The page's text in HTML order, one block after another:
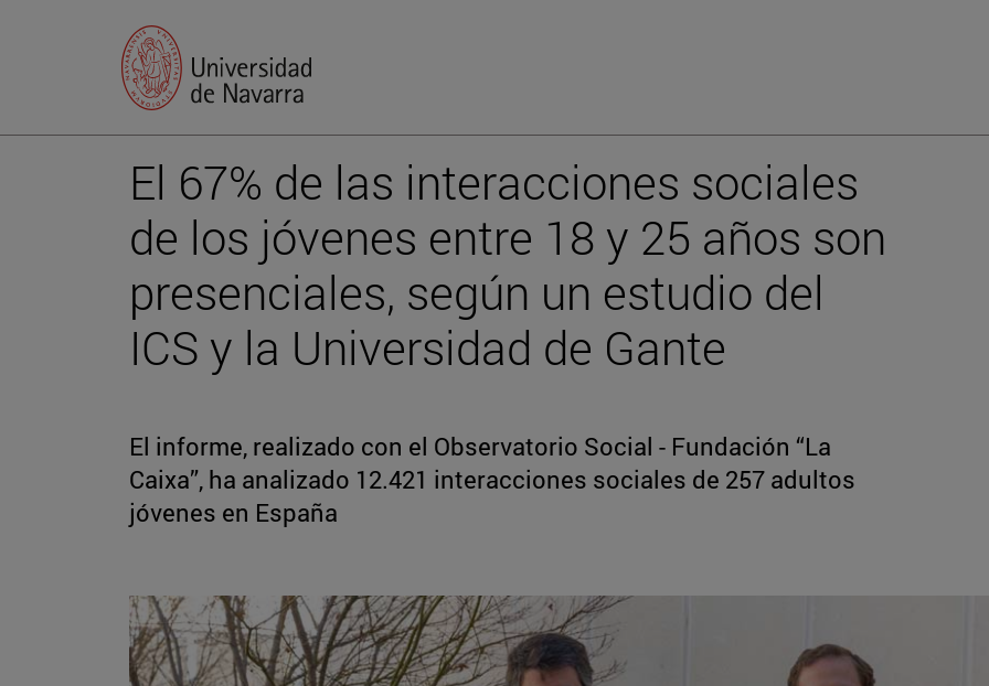
El 67% de las interacciones sociales
de los jóvenes entre 18 y 25 años son
presenciales, según un estudio del
ICS y la Universidad de Gante
El informe, realizado con el Observatorio Social - Fundación “La
Caixa”, ha analizado 12.421 interacciones sociales de 257 adultos
jóvenes en España